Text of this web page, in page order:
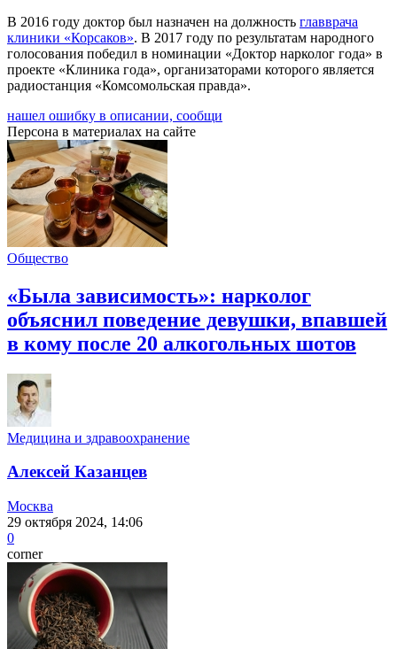
В 2016 году доктор был назначен на должность главврача
клиники «Корсаков». В 2017 году по результатам народного
голосования победил в номинации «Доктор нарколог года» в
проекте «Клиника года», организаторами которого является
радиостанция «Комсомольская правда».
нашел ошибку в описании, сообщи
Персона в материалах на сайте
Общество
«Была зависимость»: нарколог
объяснил поведение девушки, впавшей
в кому после 20 алкогольных шотов
Медицина и здравоохранение
Алексей Казанцев
Москва
29 октября 2024, 14:06
0
corner